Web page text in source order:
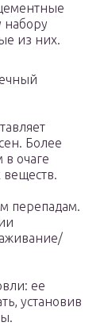
набору
из них.
Более
очаге
перепадам.
ее
установив